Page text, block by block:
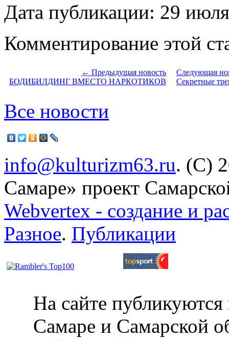
Дата публикации: 29
Комментирование этой
← Предыдущая новость
БОДИБИЛДИНГ ВМЕСТО НАРКОТИКОВ
Следующая
Секретные
Все новости
info@kulturizm63.ru. (C)
Самаре» проект
Webvertex - создание и
Разное. Публикации
На сайте публикуются
Самаре и Самарской